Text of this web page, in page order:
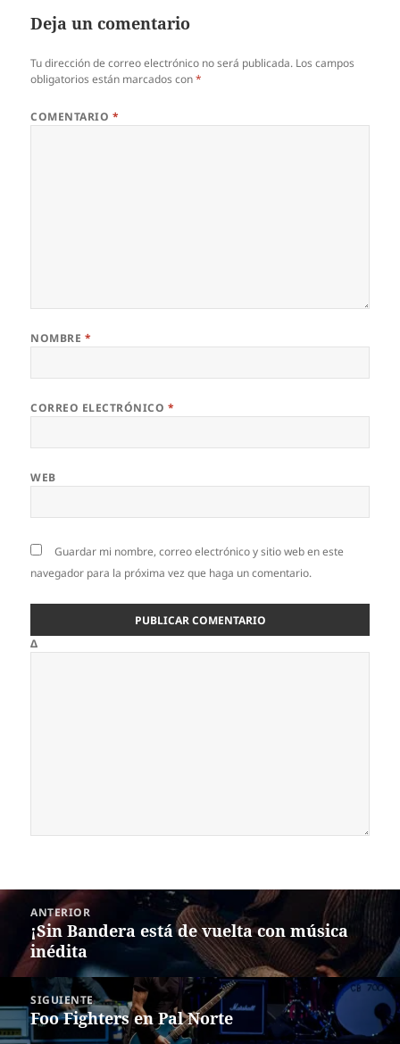
Deja un comentario
Tu dirección de correo electrónico no será publicada. Los campos
obligatorios están marcados con*
COMENTARIO *
NOMBRE *
CORREO ELECTRÓNICO *
WEB
Guardar mi nombre, correo electrónico y sitio web en este
navegador para la próxima vez que haga un comentario.
Δ
Navegación
entradas
ANTERIOR
Entrada
anterior:
¡Sin Bandera está de vuelta con música
inédita
SIGUIENTE
Siguiente
entrada:
Foo Fighters en Pal Norte